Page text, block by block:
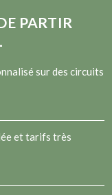
PARTIR
sur des circuits
et tarifs très